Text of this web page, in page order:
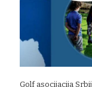
Golf asocijacija